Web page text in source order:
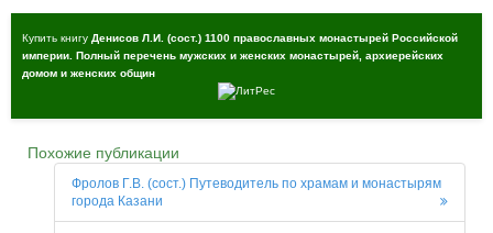
Купить книгу Денисов Л.И. (сост.) 1100 православных монастырей Российской
империи. Полный перечень мужских и женских монастырей, архиерейских
домом и женских общин
Похожие публикации
Фролов Г.В. (сост.) Путеводитель по храмам и монастырям
города Казани